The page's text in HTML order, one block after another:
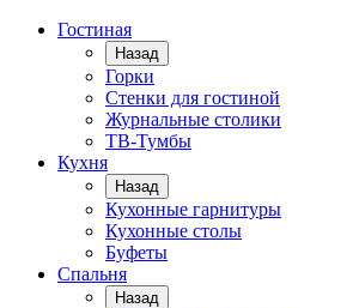
Гостиная
Назад
Горки
Стенки для гостиной
Журнальные столики
TВ-Тумбы
Кухня
Назад
Кухонные гарнитуры
Кухонные столы
Буфеты
Спальня
Назад